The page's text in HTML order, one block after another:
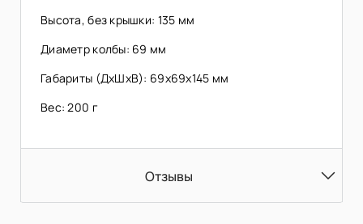
Высота, без крышки: 135 мм
Диаметр колбы: 69 мм
Габариты (ДхШхВ): 69х69х145 мм
Вес: 200 г
Отзывы